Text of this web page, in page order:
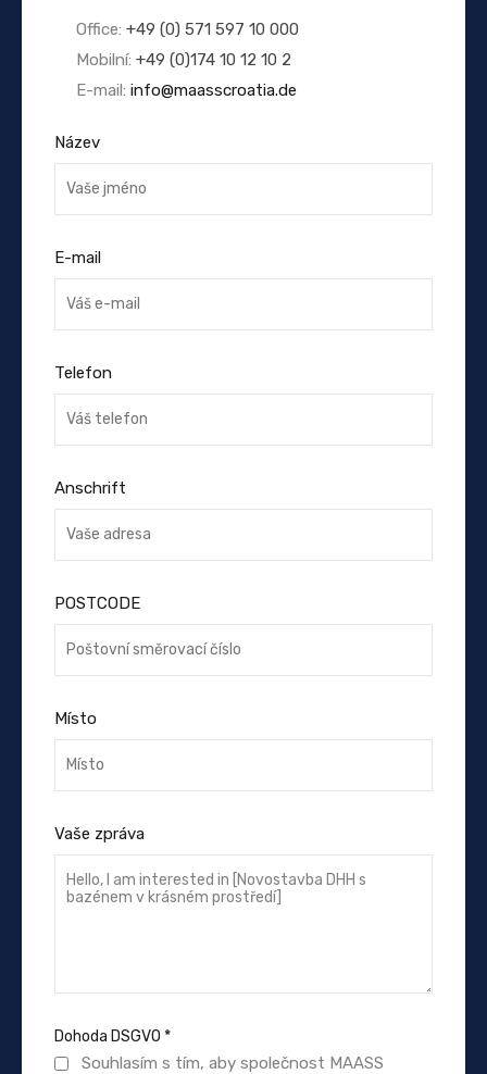
Office: +49 (0) 571 597 10 000
Mobilní: +49 (0)174 10 12 10 2
E-mail: info@maasscroatia.de
Název
E-mail
Telefon
Anschrift
POSTCODE
Místo
Vaše zpráva
Dohoda DSGVO *
Souhlasím s tím, aby společnost MAASS